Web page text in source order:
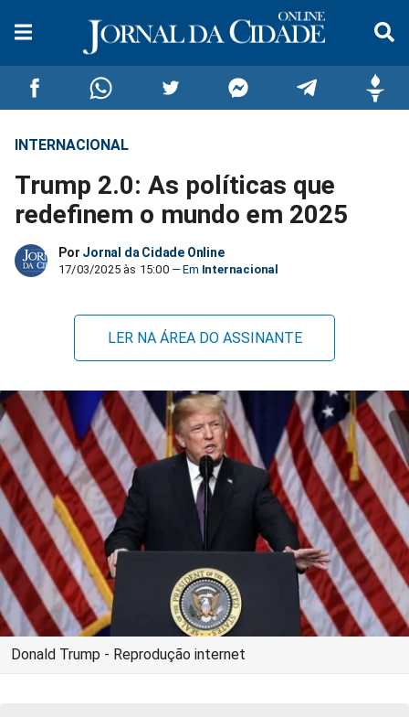
Compartilhar
no
Facebook
Compartilhar
no
Whatsapp
no
Twitter
no
Messenger
no
INTERNACIONAL
Trump 2.0: As políticas que
redefinem o mundo em 2025
Por Jornal da Cidade Online
17/03/2025 às 15:00 Internacional
LER NA ÁREA DO ASSINANTE
Donald Trump - Reprodução internet